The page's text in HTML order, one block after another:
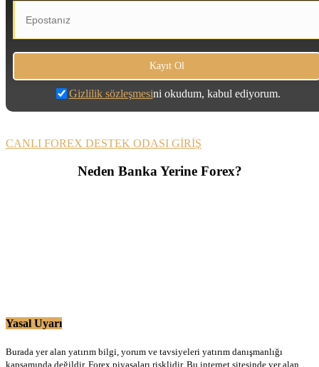
Gizlilik sözleşmesini okudum, kabul ediyorum.
CANLI FOREX DESTEK ODASI GİRİŞ
Neden Banka Yerine Forex?
Yasal Uyarı
Burada yer alan yatırım bilgi, yorum ve tavsiyeleri yatırım danışmanlığı
kapsamında değildir. Forex piyasaları risklidir. Bu internet sitesinde yer alan